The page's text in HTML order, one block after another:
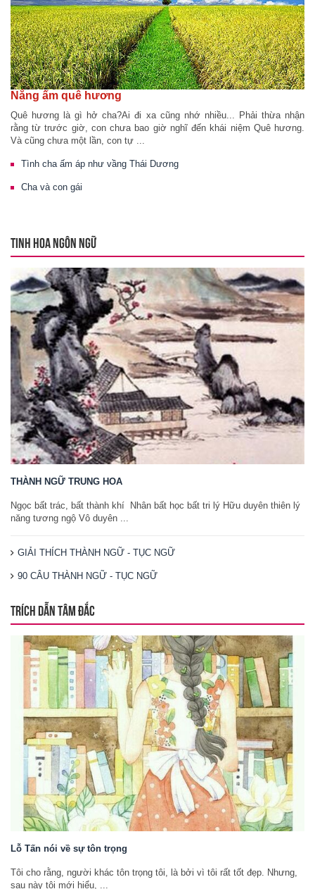
Nắng ấm quê hương
Quê hương là gì hở cha?Ai đi xa cũng nhớ nhiều... Phải thừa nhận
rằng từ trước giờ, con chưa bao giờ nghĩ đến khái niệm Quê hương.
Và cũng chưa một lần, con tự ...
Tình cha ấm áp như vầng Thái Dương
Cha và con gái
TINH HOA NGÔN NGỮ
THÀNH NGỮ TRUNG HOA
Ngọc bất trác, bất thành khí Nhân bất học bất tri lý Hữu duyên thiên lý
năng tương ngộ Vô duyên ...
GIẢI THÍCH THÀNH NGỮ - TỤC NGỮ
90 CÂU THÀNH NGỮ - TỤC NGỮ
TRÍCH DẪN TÂM ĐẮC
Lỗ Tấn nói về sự tôn trọng
Tôi cho rằng, người khác tôn trọng tôi, là bởi vì tôi rất tốt đẹp. Nhưng,
sau này tôi mới hiểu, ...